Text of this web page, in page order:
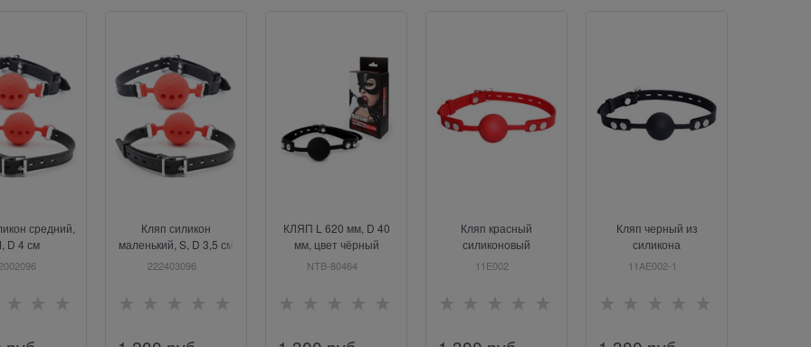
средний,
D 4 см
Кляп силикон
маленький, S, D 3,5 см
222403096
КЛЯП L 620 мм, D 40
мм, цвет чёрный
NTB-80464
Кляп красный
силиконовый
11E002
Кляп черный из
силикона
11AE002-1